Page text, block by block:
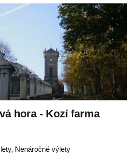
hora - Kozí farma
Nenáročné výlety